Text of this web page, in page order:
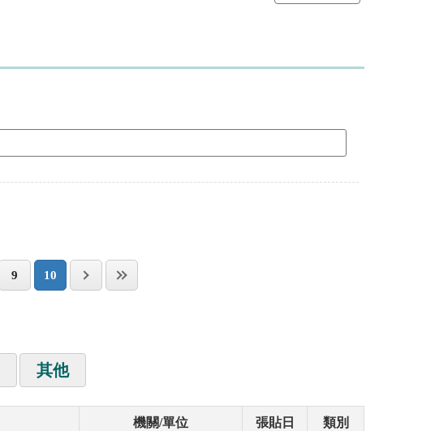
9 10
其他
機關/單位 張貼日 類別